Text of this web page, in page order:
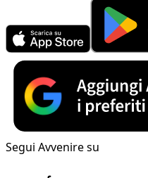
Segui Avvenire su